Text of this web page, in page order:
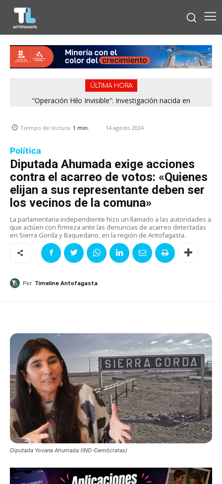
ÚLTIMA HORA
“Operación Hilo Invisible”: Investigación nacida en
Tiempo de lectura: 1 min. 14 agosto 2024
Política
Diputada Ahumada exige acciones
contra el acarreo de votos: «Quienes
elijan a sus representante deben ser
los vecinos de la comuna»
La parlamentaria independiente hizo un llamado a las autoridades a
que actúen con firmeza ante las denuncias de acarreo detectadas
en Sierra Gorda y Baquedano, en la región de Antofagasta.
Por Timeline Antofagasta
Diputada Yovana Ahumada (IND-Demócratas)